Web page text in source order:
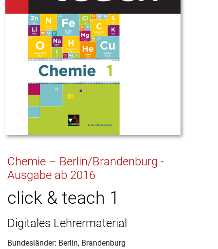
Chemie – Berlin/Brandenburg -
Ausgabe ab 2016
click & teach 1
Digitales Lehrermaterial
Bundesländer: Berlin, Brandenburg